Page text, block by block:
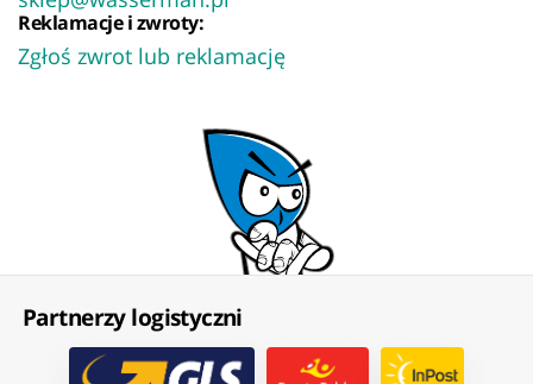
Reklamacje i zwroty:
Zgłoś zwrot lub reklamację
Partnerzy logistyczni